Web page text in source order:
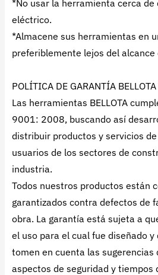
*No usar la herramienta cerca de
eléctrico.
*Almacene sus herramientas en
preferiblemente lejos del alcance
POLÍTICA DE GARANTÍA
Las herramientas BELLOTA
9001: 2008, buscando así
distribuir productos y servicios
usuarios de los sectores de
industria.
Todos nuestros productos están
garantizados contra defectos de
obra. La garantía está sujeta a
el uso para el cual fue diseñado
tomen en cuenta las
aspectos de seguridad y tiempos